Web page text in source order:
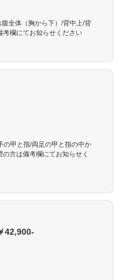
全体（胸から下）/背中上/背
欄にてお知らせください
の甲と指/両足の甲と指の中か
方は備考欄にてお知らせく
42,900-